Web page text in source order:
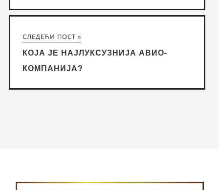
СЛЕДЕЋИ ПОСТ »
КОЈА ЈЕ НАЈЛУКСУЗНИЈА АВИО-
КОМПАНИЈА?